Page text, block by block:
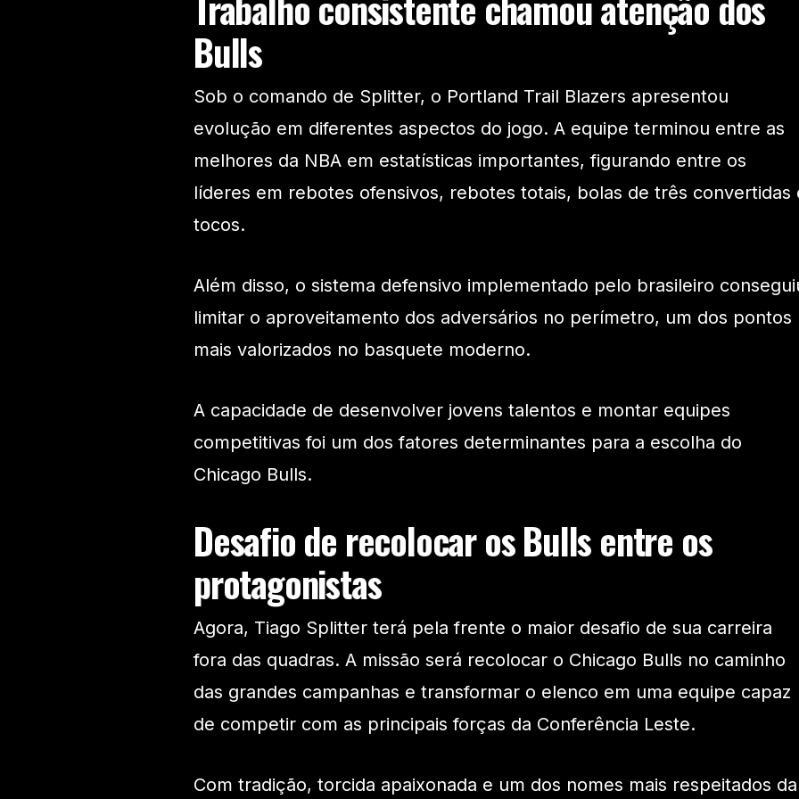
Bulls
Sob o comando de Splitter, o Portland Trail Blazers apresentou
evolução em diferentes aspectos do jogo. A equipe terminou entre as
melhores da NBA em estatísticas importantes, figurando entre os
líderes em rebotes ofensivos, rebotes totais, bolas de três convertidas
tocos.
Além disso, o sistema defensivo implementado pelo brasileiro
limitar o aproveitamento dos adversários no perímetro, um dos pontos
mais valorizados no basquete moderno.
A capacidade de desenvolver jovens talentos e montar equipes
competitivas foi um dos fatores determinantes para a escolha do
Chicago Bulls.
Desafio de recolocar os Bulls entre os
protagonistas
Agora, Tiago Splitter terá pela frente o maior desafio de sua carreira
fora das quadras. A missão será recolocar o Chicago Bulls no caminho
das grandes campanhas e transformar o elenco em uma equipe capaz
de competir com as principais forças da Conferência Leste.
Com tradição, torcida apaixonada e um dos nomes mais respeitados da